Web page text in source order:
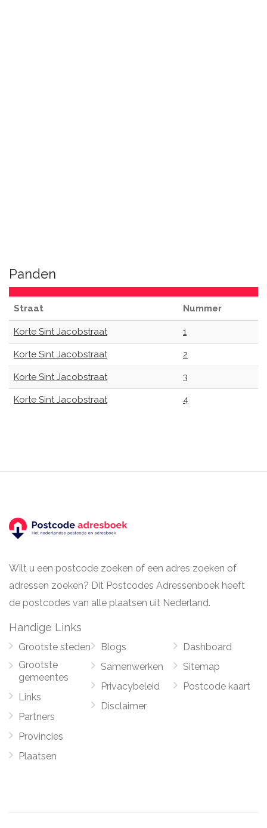
Panden
Straat Nummer
Korte Sint Jacobstraat 1
Korte Sint Jacobstraat 2
Korte Sint Jacobstraat 3
Korte Sint Jacobstraat 4
Wilt u een postcode zoeken of een adres zoeken of
adressen zoeken? Dit Postcodes Adressenboek heeft
de postcodes van alle plaatsen uit Nederland.
Handige Links
Grootste steden
Grootste
gemeentes
Links
Partners
Provincies
Plaatsen
Blogs
Samenwerken
Privacybeleid
Disclaimer
Dashboard
Sitemap
Postcode kaart